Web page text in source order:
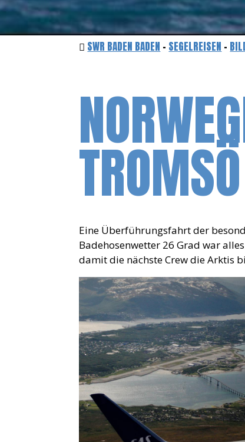
SWR BADEN BADEN - SEGELREISEN -
Eine Überführungsfahrt der
Badehosenwetter 26 Grad war
damit die nächste Crew die Arktis